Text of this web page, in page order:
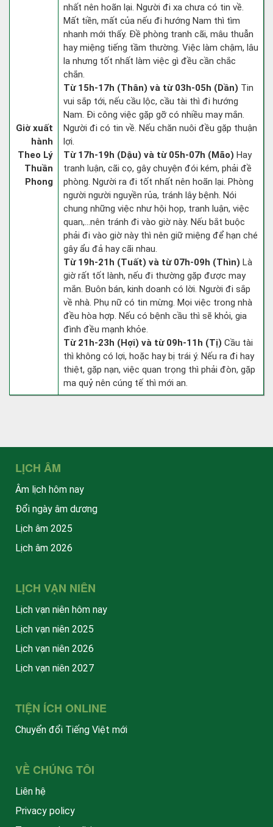
Giờ xuất
hành
Theo Lý
Thuần
Phong
nhất nên hoãn lại. Người đi xa chưa có tin về.
Mất tiền, mất của nếu đi hướng Nam thì tìm
nhanh mới thấy. Đề phòng tranh cãi, mâu thuẫn
hay miệng tiếng tầm thường. Việc làm chậm, lâu
la nhưng tốt nhất làm việc gì đều cần chắc
chắn.
Từ 15h-17h (Thân) và từ 03h-05h (Dần) Tin
vui sắp tới, nếu cầu lộc, cầu tài thì đi hướng
Nam. Đi công việc gặp gỡ có nhiều may mắn.
Người đi có tin về. Nếu chăn nuôi đều gặp thuận
lợi.
Từ 17h-19h (Dậu) và từ 05h-07h (Mão) Hay
tranh luận, cãi cọ, gây chuyện đói kém, phải đề
phòng. Người ra đi tốt nhất nên hoãn lại. Phòng
người người nguyền rủa, tránh lây bệnh. Nói
chung những việc như hội họp, tranh luận, việc
quan,…nên tránh đi vào giờ này. Nếu bắt buộc
phải đi vào giờ này thì nên giữ miệng để hạn ché
gây ẩu đả hay cãi nhau.
Từ 19h-21h (Tuất) và từ 07h-09h (Thìn) Là
giờ rất tốt lành, nếu đi thường gặp được may
mắn. Buôn bán, kinh doanh có lời. Người đi sắp
về nhà. Phụ nữ có tin mừng. Mọi việc trong nhà
đều hòa hợp. Nếu có bệnh cầu thì sẽ khỏi, gia
đình đều mạnh khỏe.
Từ 21h-23h (Hợi) và từ 09h-11h (Tị) Cầu tài
thì không có lợi, hoặc hay bị trái ý. Nếu ra đi hay
thiệt, gặp nạn, việc quan trọng thì phải đòn, gặp
ma quỷ nên cúng tế thì mới an.
LỊCH ÂM
Âm lịch hôm nay
Đổi ngày âm dương
Lịch âm 2025
Lịch âm 2026
LỊCH VẠN NIÊN
Lịch vạn niên hôm nay
Lịch vạn niên 2025
Lịch vạn niên 2026
Lịch vạn niên 2027
TIỆN ÍCH ONLINE
Chuyển đổi Tiếng Việt mới
VỀ CHÚNG TÔI
Liên hệ
Privacy policy